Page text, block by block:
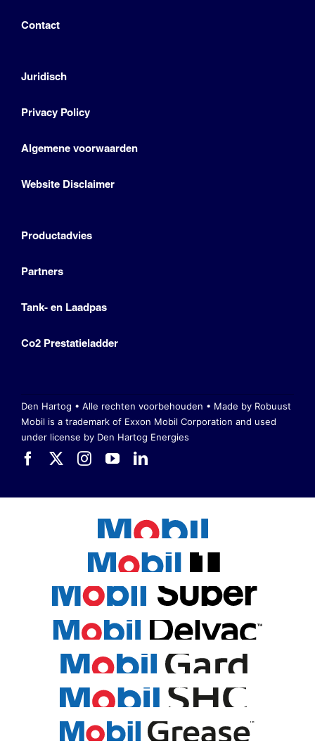
Contact
Juridisch
Privacy Policy
Algemene voorwaarden
Website Disclaimer
Productadvies
Partners
Tank- en Laadpas
Co2 Prestatieladder
Den Hartog • Alle rechten voorbehouden • Made by Robuust
Mobil is a trademark of Exxon Mobil Corporation and used
under license by Den Hartog Energies